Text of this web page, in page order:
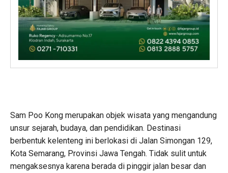
Sam Poo Kong merupakan objek wisata yang mengandung
unsur sejarah, budaya, dan pendidikan. Destinasi
berbentuk kelenteng ini berlokasi di Jalan Simongan 129,
Kota Semarang, Provinsi Jawa Tengah. Tidak sulit untuk
mengaksesnya karena berada di pinggir jalan besar dan